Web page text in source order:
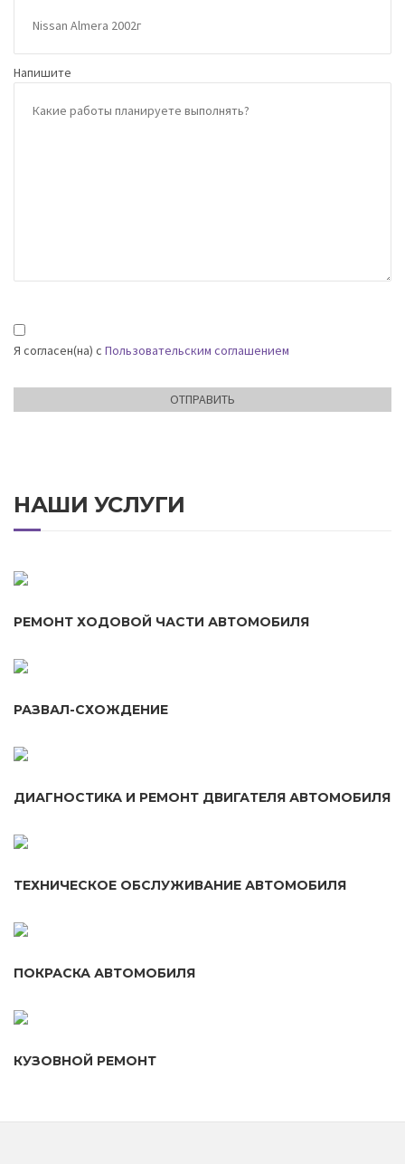
Напишите
Я согласен(на) с Пользовательским соглашением
НАШИ УСЛУГИ
РЕМОНТ ХОДОВОЙ ЧАСТИ АВТОМОБИЛЯ
РАЗВАЛ-СХОЖДЕНИЕ
ДИАГНОСТИКА И РЕМОНТ ДВИГАТЕЛЯ АВТОМОБИЛЯ
ТЕХНИЧЕСКОЕ ОБСЛУЖИВАНИЕ АВТОМОБИЛЯ
ПОКРАСКА АВТОМОБИЛЯ
КУЗОВНОЙ РЕМОНТ